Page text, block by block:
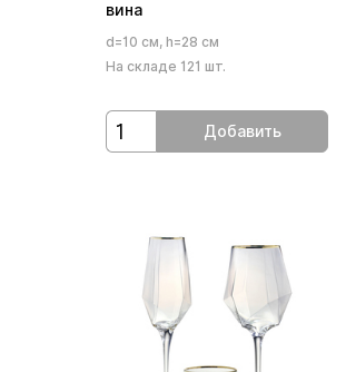
вина
d=10 см, h=28 см
На складе 121 шт.
Добавить